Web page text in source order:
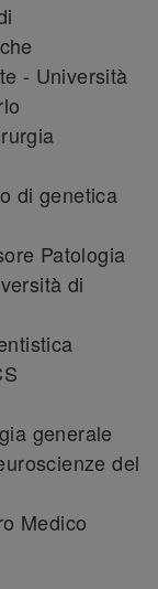
- Università
di genetica
Patologia
di
generale
del
Medico